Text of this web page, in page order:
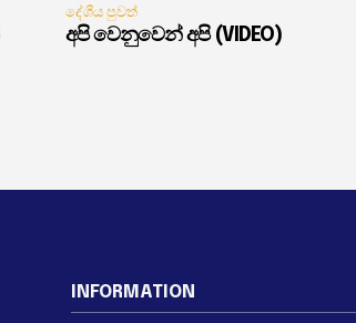
දේශීය පුවත්
අපි වෙනුවෙන් අපි (VIDEO)
INFORMATION